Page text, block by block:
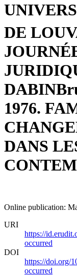
DE
DABINB
1976.
DANS
Online publication:
URI
https://
occurred
DOI
https://doi.org/
occurred